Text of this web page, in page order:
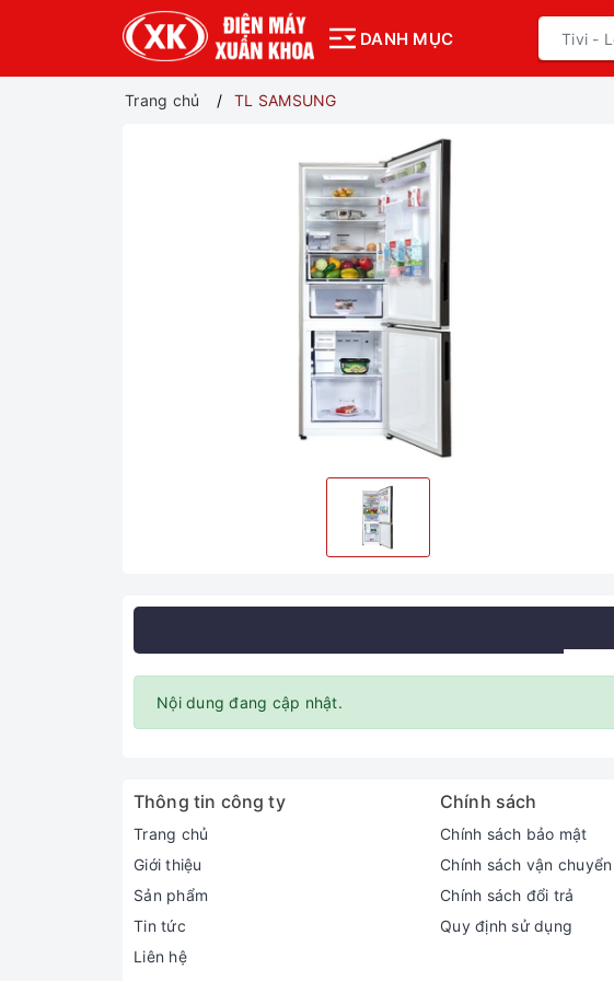
DANH MỤC
Trang chủ TL SAMSUNG
Nội dung đang cập nhật.
Thông tin công ty
Trang chủ
Giới thiệu
Sản phẩm
Tin tức
Liên hệ
Chính sách
Chính sách bảo mật
Chính sách vận chuyển
Chính sách đổi trả
Quy định sử dụng